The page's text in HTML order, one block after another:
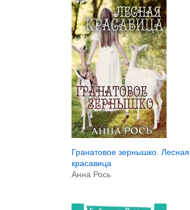
Гранатовое зернышко. Лесная
красавица
Анна Рось